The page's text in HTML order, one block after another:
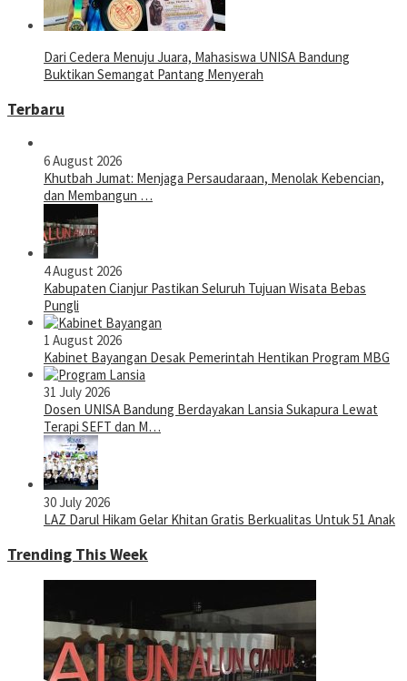
Dari Cedera Menuju Juara, Mahasiswa UNISA Bandung
Buktikan Semangat Pantang Menyerah
Terbaru
6 August 2026
Khutbah Jumat: Menjaga Persaudaraan, Menolak Kebencian,
dan Membangun …
4 August 2026
Kabupaten Cianjur Pastikan Seluruh Tujuan Wisata Bebas
Pungli
1 August 2026
Kabinet Bayangan Desak Pemerintah Hentikan Program MBG
31 July 2026
Dosen UNISA Bandung Berdayakan Lansia Sukapura Lewat
Terapi SEFT dan M…
30 July 2026
LAZ Darul Hikam Gelar Khitan Gratis Berkualitas Untuk 51 Anak
Trending This Week